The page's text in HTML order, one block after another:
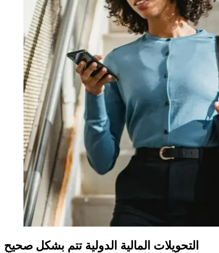
التحويلات المالية الدولية تتم بشكل صحيح